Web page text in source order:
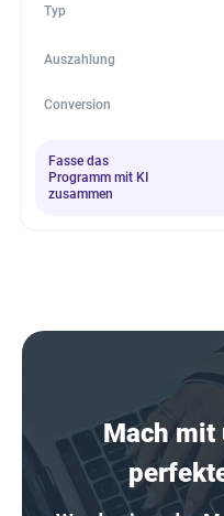
Typ
Auszahlung
Conversion
Fasse das
Programm mit KI
zusammen
Mach mit